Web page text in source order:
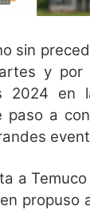
sin
y por
2024 en
paso a
a
propuso